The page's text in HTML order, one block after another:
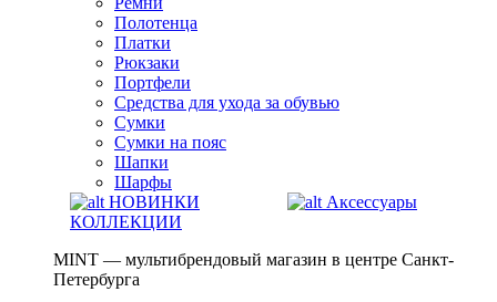
Полотенца
Платки
Рюкзаки
Портфели
Средства для ухода за обувью
Сумки
Сумки на пояс
Шапки
Шарфы
НОВИНКИ
КОЛЛЕКЦИИ
Аксессуары
MINT — мультибрендовый магазин в центре Санкт-
Петербурга